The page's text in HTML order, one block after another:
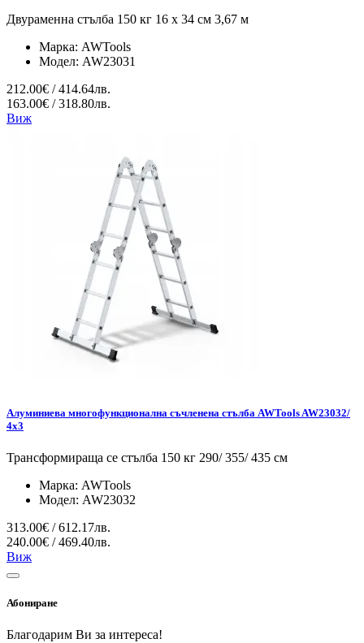
Двураменна стълба 150 кг 16 x 34 см 3,67 м
Марка: AWTools
Модел: AW23031
212.00€ / 414.64лв.
163.00€ / 318.80лв.
Виж
Алуминиева многофункционална съчленена стълба AWTools AW23032/
4x3
Трансформираща се стълба 150 кг 290/ 355/ 435 см
Марка: AWTools
Модел: AW23032
313.00€ / 612.17лв.
240.00€ / 469.40лв.
Виж
Абониране
Благодарим Ви за интереса!